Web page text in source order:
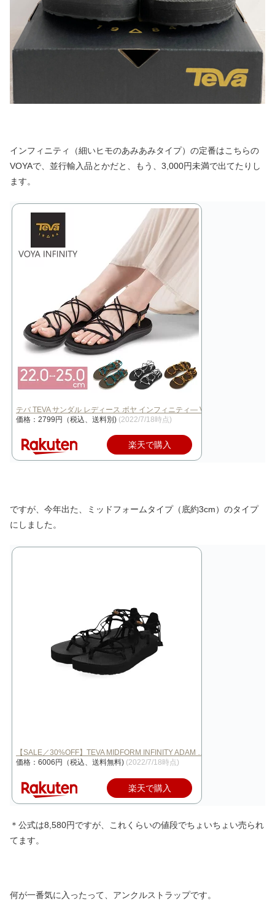
インフィニティ（細いヒモのあみあみタイプ）の定番はこちらの
VOYAで、並行輸入品とかだと、もう、3,000円未満で出てたりし
ます。
テバ TEVA サンダル レディース ボヤ インフィニティ— Voya Infi…
価格：2799円（税込、送料別) (2022/7/18時点)
楽天で購入
ですが、今年出た、ミッドフォームタイプ（底約3cm）のタイプ
にしました。
【SALE／30%OFF】TEVA MIDFORM INFINITY ADAM …
価格：6006円（税込、送料無料) (2022/7/18時点)
楽天で購入
＊公式は8,580円ですが、これくらいの値段でちょいちょい売られ
てます。
何が一番気に入ったって、アンクルストラップです。